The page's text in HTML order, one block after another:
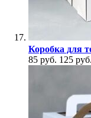
Коробка для
85 руб. 125 руб.